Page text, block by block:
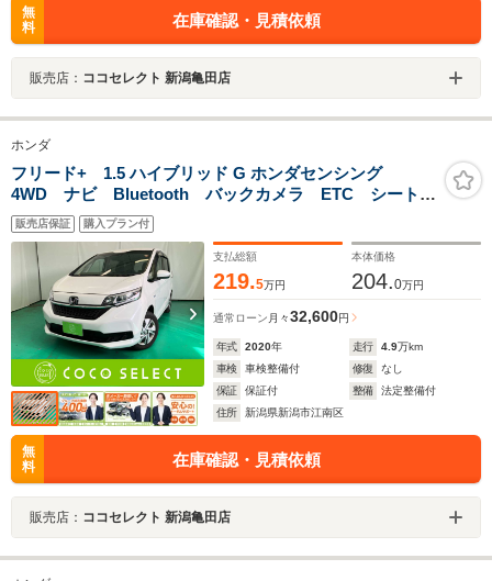
無
料
在庫確認・見積依頼
販売店： ココセレクト 新潟亀田店
ホンダ
フリード+ 1.5 ハイブリッド G ホンダセンシング
4WD ナビ Bluetooth バックカメラ ETC シートヒ
ーター 両側電動スライドドア 衝突被害軽減ブレー
キ クルーズコントロール レーンキープアシスト
LED 4WD
販売店保証 購入プラン付
支払総額
219.5万円
本体価格
204.0万円
通常ローン 月々32,600円
年式 2020年 走行 4.9万km
車検
車検整備付 修復
なし
保証
保証付 整備
法定整備付
住所
新潟県新潟市江南区
無
料
在庫確認・見積依頼
販売店： ココセレクト 新潟亀田店